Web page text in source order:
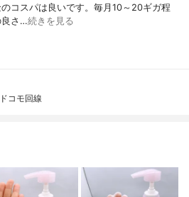
コスパは良いです。毎月10～20ギガ程
良さ…続きを見る
コモ回線